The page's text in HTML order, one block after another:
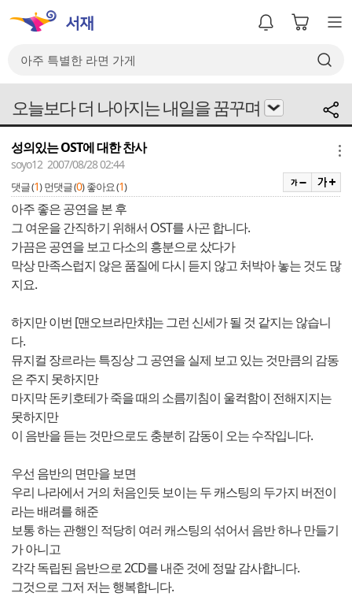
오늘보다 더 나아지는 내일을 꿈꾸며
성의있는 OST에 대한 찬사
soyo12 2007/08/28 02:44
댓글 (1) 먼댓글 (0) 좋아요 (1)
아주 좋은 공연을 본 후
그 여운을 간직하기 위해서 OST를 사곤 합니다.
가끔은 공연을 보고 다소의 흥분으로 샀다가
막상 만족스럽지 않은 품질에 다시 듣지 않고 처박아 놓는 것도 많
지요.
하지만 이번 [맨오브라만챠]는 그런 신세가 될 것 같지는 않습니
다.
뮤지컬 장르라는 특징상 그 공연을 실제 보고 있는 것만큼의 감동
은 주지 못하지만
마지막 돈키호테가 죽을 때의 소름끼침이 울컥함이 전해지지는
못하지만
이 음반을 듣는 것만으로도 충분히 감동이 오는 수작입니다.
우선 음반의 면만을 보면
우리 나라에서 거의 처음인듯 보이는 두 캐스팅의 두가지 버전이
라는 배려를 해준
보통 하는 관행인 적당히 여러 캐스팅의 섞어서 음반 하나 만들기
가 아니고
각각 독립된 음반으로 2CD를 내준 것에 정말 감사합니다.
그것으로 그저 저는 행복합니다.